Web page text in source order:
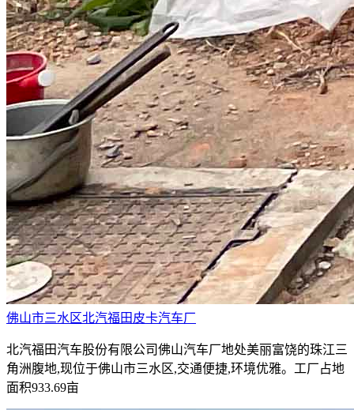
佛山市三水区北汽福田皮卡汽车厂
北汽福田汽车股份有限公司佛山汽车厂地处美丽富饶的珠江三
角洲腹地,现位于佛山市三水区,交通便捷,环境优雅。工厂占地
面积933.69亩